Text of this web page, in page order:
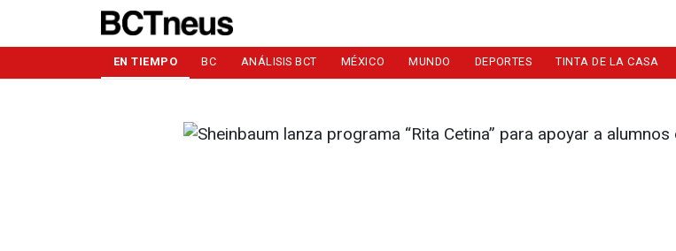
EN TIEMPO BC ANÁLISIS BCT MÉXICO MUNDO DEPORTES TINTA DE LA CASA